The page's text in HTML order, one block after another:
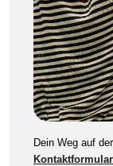
Dein Weg auf